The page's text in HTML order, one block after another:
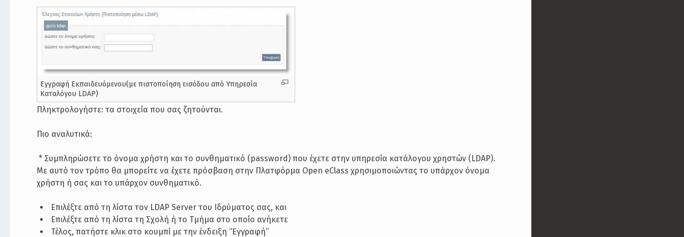
Εγγραφή Εκπαιδευόμενου(με πιστοποίηση εισόδου από Υπηρεσία
Καταλόγου LDAP)
Πληκτρολογήστε: τα στοιχεία που σας ζητούνται.
Πιο αναλυτικά:
­ * Συμπληρώσετε το όνομα χρήστη και το συνθηματικό (password) που έχετε στην υπηρεσία κατάλογου χρηστών (LDAP).
Με αυτό τον τρόπο θα μπορείτε να έχετε πρόσβαση στην Πλατφόρμα Open eClass χρησιμοποιώντας το υπάρχον όνομα
χρήστη ή σας και το υπάρχον συνθηματικό.
­ Επιλέξτε από τη λίστα τον LDAP Server του Ιδρύματος σας, και
­ Επιλέξτε από τη λίστα τη Σχολή ή το Τμήμα στο οποίο ανήκετε
­ Τέλος, πατήστε κλικ στο κουμπί με την ένδειξη “Εγγραφή”